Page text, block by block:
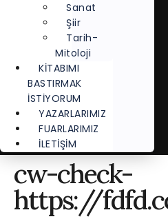
Sanat
Şiir
Tarih-
Mitoloji
KITABIMI
BASTIRMAK
İSTIYORUM
YAZARLARIMIZ
FUARLARIMIZ
İLETİŞİM
cw-check-
https://